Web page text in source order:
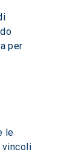
per
vincoli